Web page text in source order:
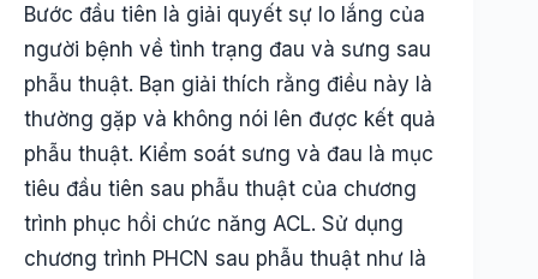
Bước đầu tiên là giải quyết sự lo lắng của
người bệnh về tình trạng đau và sưng sau
phẫu thuật. Bạn giải thích rằng điều này là
thường gặp và không nói lên được kết quả
phẫu thuật. Kiểm soát sưng và đau là mục
tiêu đầu tiên sau phẫu thuật của chương
trình phục hồi chức năng ACL. Sử dụng
chương trình PHCN sau phẫu thuật như là